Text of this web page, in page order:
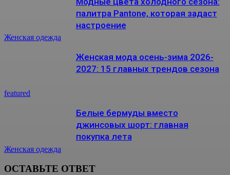
Женская одежда
палитра Pantone, которая задаст
настроение
featured
Женская мода осень-зима 2026-
2027: 15 главных трендов сезона
Женская одежда
Белые бермуды вместо
джинсовых шорт: главная
покупка лета
ОСТАВЬТЕ ОТВЕТ